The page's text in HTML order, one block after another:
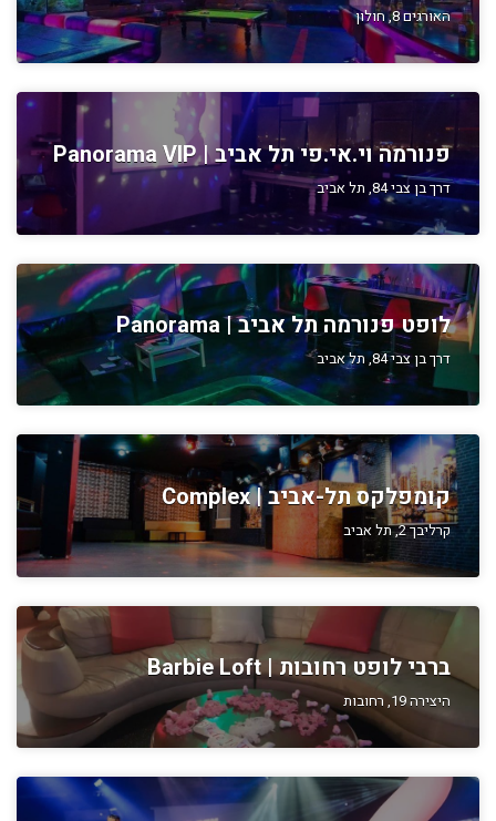
האורגים 8, חולון
פנורמה וי.אי.פי תל אביב | Panorama VIP
דרך בן צבי 84, תל אביב
לופט פנורמה תל אביב | Panorama
דרך בן צבי 84, תל אביב
קומפלקס תל-אביב | Complex
קרליבך 2, תל אביב
ברבי לופט רחובות | Barbie Loft
היצירה 19, רחובות